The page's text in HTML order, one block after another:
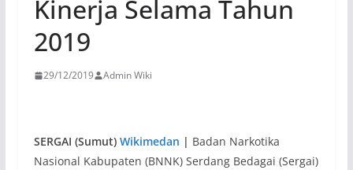
Kinerja Selama Tahun
2019
29/12/2019 Admin Wiki
SERGAI (Sumut) Wikimedan | Badan Narkotika
Nasional Kabupaten (BNNK) Serdang Bedagai (Sergai)